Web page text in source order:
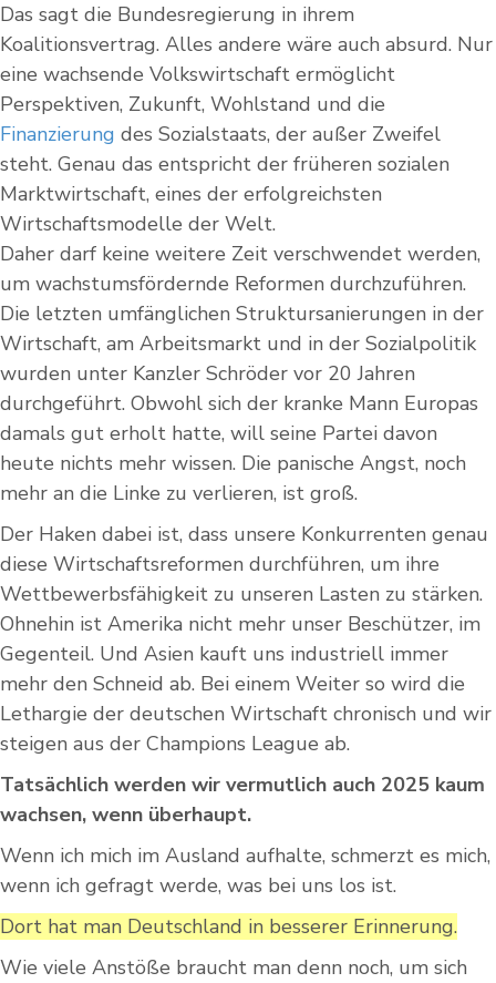
Das sagt die Bundesregierung in ihrem
Koalitionsvertrag. Alles andere wäre auch absurd. Nur
eine wachsende Volkswirtschaft ermöglicht
Perspektiven, Zukunft, Wohlstand und die
Finanzierung des Sozialstaats, der außer Zweifel
steht. Genau das entspricht der früheren sozialen
Marktwirtschaft, eines der erfolgreichsten
Wirtschaftsmodelle der Welt.
Daher darf keine weitere Zeit verschwendet werden,
um wachstumsfördernde Reformen durchzuführen.
Die letzten umfänglichen Struktursanierungen in der
Wirtschaft, am Arbeitsmarkt und in der Sozialpolitik
wurden unter Kanzler Schröder vor 20 Jahren
durchgeführt. Obwohl sich der kranke Mann Europas
damals gut erholt hatte, will seine Partei davon
heute nichts mehr wissen. Die panische Angst, noch
mehr an die Linke zu verlieren, ist groß.
Der Haken dabei ist, dass unsere Konkurrenten genau
diese Wirtschaftsreformen durchführen, um ihre
Wettbewerbsfähigkeit zu unseren Lasten zu stärken.
Ohnehin ist Amerika nicht mehr unser Beschützer, im
Gegenteil. Und Asien kauft uns industriell immer
mehr den Schneid ab. Bei einem Weiter so wird die
Lethargie der deutschen Wirtschaft chronisch und wir
steigen aus der Champions League ab.
Tatsächlich werden wir vermutlich auch 2025 kaum
wachsen, wenn überhaupt.
Wenn ich mich im Ausland aufhalte, schmerzt es mich,
wenn ich gefragt werde, was bei uns los ist.
Dort hat man Deutschland in besserer Erinnerung.
Wie viele Anstöße braucht man denn noch, um sich